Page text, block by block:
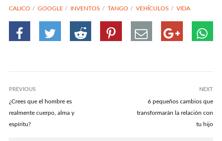
CALICO GOOGLE INVENTOS TANGO VEHÍCULOS VIDA
PREVIOUS
¿Crees que el hombre es
realmente cuerpo, alma y
espíritu?
NEXT
6 pequeños cambios que
transformarán la relación con
tu hijo